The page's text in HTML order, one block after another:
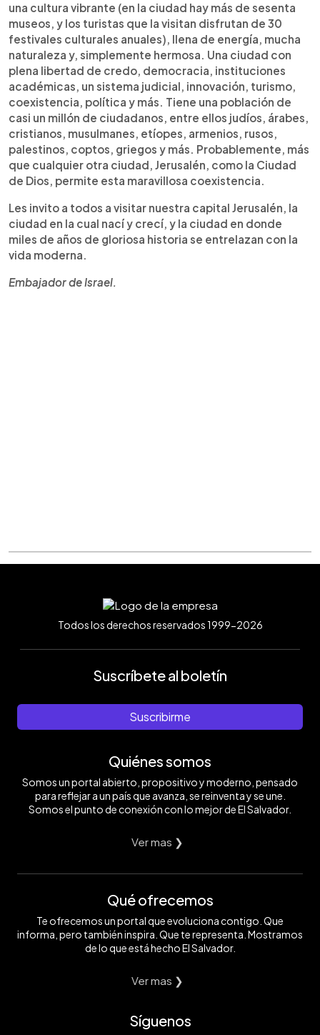
una cultura vibrante (en la ciudad hay más de sesenta
museos, y los turistas que la visitan disfrutan de 30
festivales culturales anuales), llena de energía, mucha
naturaleza y, simplemente hermosa. Una ciudad con
plena libertad de credo, democracia, instituciones
académicas, un sistema judicial, innovación, turismo,
coexistencia, política y más. Tiene una población de
casi un millón de ciudadanos, entre ellos judíos, árabes,
cristianos, musulmanes, etíopes, armenios, rusos,
palestinos, coptos, griegos y más. Probablemente, más
que cualquier otra ciudad, Jerusalén, como la Ciudad
de Dios, permite esta maravillosa coexistencia.
Les invito a todos a visitar nuestra capital Jerusalén, la
ciudad en la cual nací y crecí, y la ciudad en donde
miles de años de gloriosa historia se entrelazan con la
vida moderna.
Embajador de Israel.
Todos los derechos reservados 1999-2026
Suscríbete al boletín
Suscribirme
Quiénes somos
Somos un portal abierto, propositivo y moderno, pensado
para reflejar a un país que avanza, se reinventa y se une.
Somos el punto de conexión con lo mejor de El Salvador.
Ver mas ❯
Qué ofrecemos
Te ofrecemos un portal que evoluciona contigo. Que
informa, pero también inspira. Que te representa. Mostramos
de lo que está hecho El Salvador.
Ver mas ❯
Síguenos